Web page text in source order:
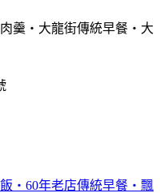
羹‧大龍街傳統早餐‧大
‧60年老店傳統早餐‧飄